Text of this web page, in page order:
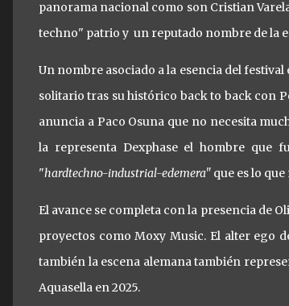
panorama nacional como son Cristian
techno" patrio y un reputado nombre de la
Un nombre asociado a la esencia del
solitario tras su histórico back to back con
anuncia a Paco Osuna que no necesita
la representa Dexphase el hombre que
"hardtechno-industrial-edemera" que es lo
El avance se completa con la presencia de
proyectos como Moxy Music. El alter ego
también la escena alemana también
Aquasella en 2025.